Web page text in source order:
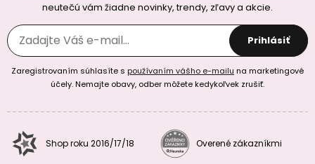
neutečú vám žiadne novinky, trendy, zľavy a akcie.
Prihlásiť
Zaregistrovaním súhlasíte s používaním vášho e-mailu na marketingové
účely. Nemajte obavy, odber môžete kedykoľvek zrušiť.
Shop roku 2016/17/18 Overené zákazníkmi